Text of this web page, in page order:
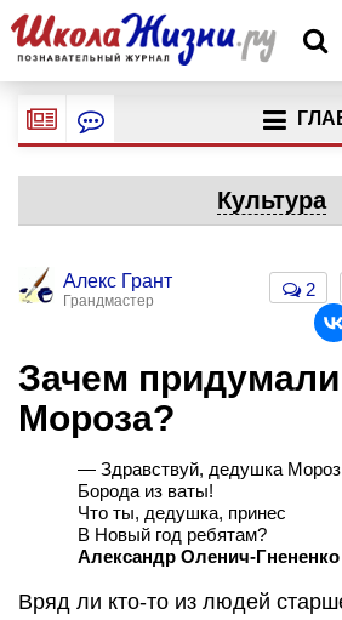
Культура
Алекс Грант
Грандмастер
2
Зачем
Мороза?
— Здравствуй, дедушка
Борода из ваты!
Что ты, дедушка, принес
В Новый год ребятам?
Александр Оленич-Гнененко
Вряд ли кто-то из людей